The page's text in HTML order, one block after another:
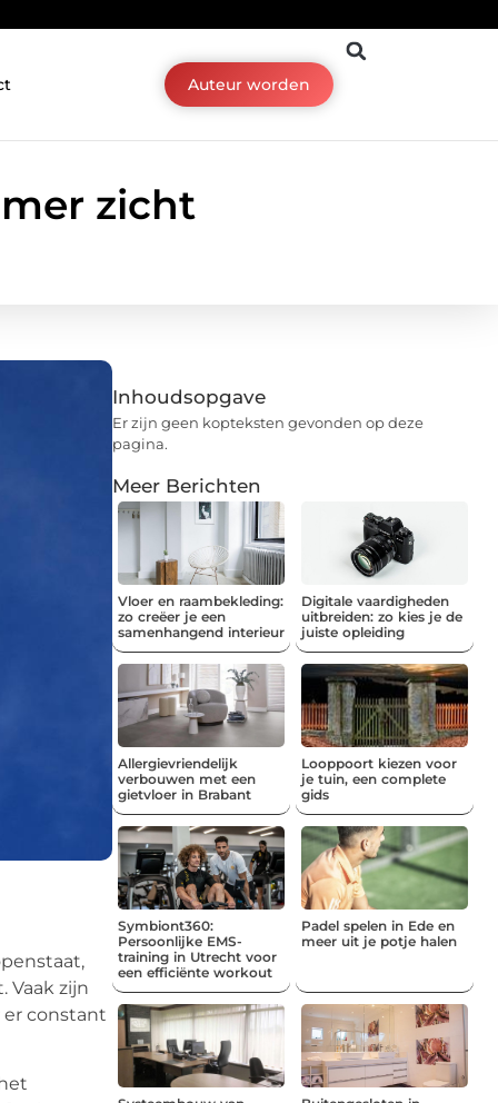
Auteur worden
zicht
Vaak zijn
er constant
Inhoudsopgave
Er zijn geen kopteksten gevonden op deze
pagina.
Meer Berichten
Vloer en raambekleding:
zo creëer je een
samenhangend interieur
Digitale vaardigheden
uitbreiden: zo kies je de
juiste opleiding
Allergievriendelijk
verbouwen met een
gietvloer in Brabant
Looppoort kiezen voor
je tuin, een complete
gids
Symbiont360:
Persoonlijke EMS-
training in Utrecht voor
een efficiënte workout
Padel spelen in Ede en
meer uit je potje halen